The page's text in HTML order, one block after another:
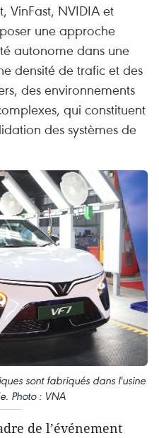
VinFast, NVIDIA et
une approche
autonome dans une
densité de trafic et des
des environnements
qui constituent
des systèmes de
sont fabriqués dans l'usine
Photo : VNA
de l’événement